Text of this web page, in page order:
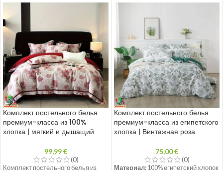
Комплект постельного белья
премиум-класса из 100%
хлопка | мягкий и дышащий
99,99€
(0)
Комплект постельного белья из
Комплект постельного белья
премиум-класса из египетского
хлопка | Винтажная роза
75,00€
(0)
Материал: 100% египетский хлопок